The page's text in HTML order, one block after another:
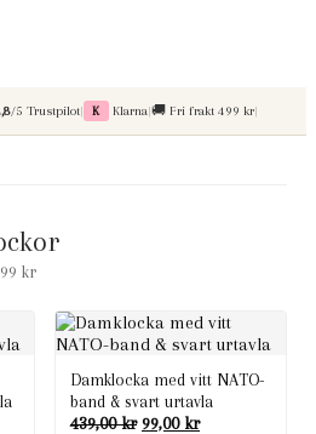
/5 Trustpilot| K Betala med
Klarna|🚚 Fri frakt vid kop over
Fri frakt 499 kr|
kr
Damklocka med vitt NATO-
band & svart urtavla
439,00kr Det
99,00 krDet